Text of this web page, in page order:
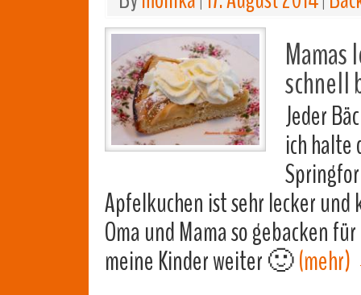
schnell
Jeder
ich halte
Apfelkuchen ist sehr lecker
Oma und Mama so gebacken
meine Kinder weiter 🙂(mehr)